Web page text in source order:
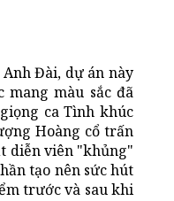
Đài, dự án này
màu sắc đã
ca Tình khúc
Hoàng cổ trấn
diễn viên "khủng"
tạo nên sức hút
trước và sau khi